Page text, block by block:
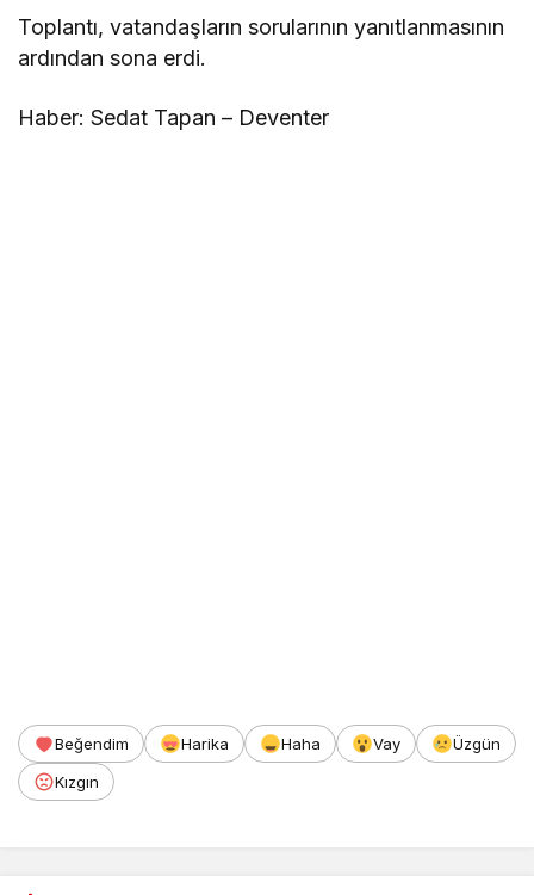
Toplantı, vatandaşların sorularının yanıtlanmasının
ardından sona erdi.
Haber: Sedat Tapan – Deventer
Beğendim Harika Haha Vay
Üzgün
Kızgın